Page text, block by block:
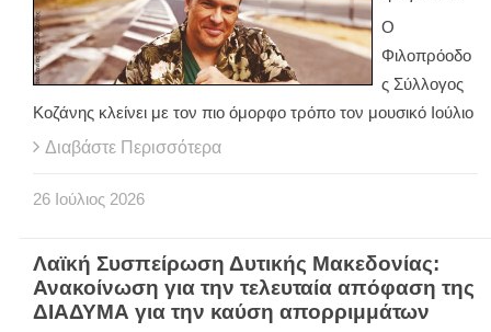
Ο
Φιλοπρόοδο
ς Σύλλογος
Κοζάνης κλείνει με τον πιο όμορφο τρόπο τον μουσικό Ιούλιο
Διαβάστε Περισσότερα
26 Ιούλιος 2026
Λαϊκή Συσπείρωση Δυτικής Μακεδονίας:
Ανακοίνωση για την τελευταία απόφαση της
ΔΙΑΔΥΜΑ για την καύση απορριμμάτων